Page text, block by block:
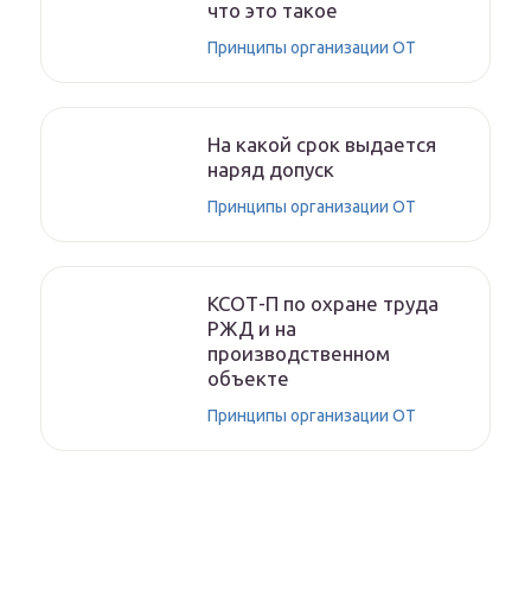
что это такое
Принципы организации ОТ
На какой срок выдается
наряд допуск
Принципы организации ОТ
КСОТ-П по охране труда
РЖД и на
производственном
объекте
Принципы организации ОТ